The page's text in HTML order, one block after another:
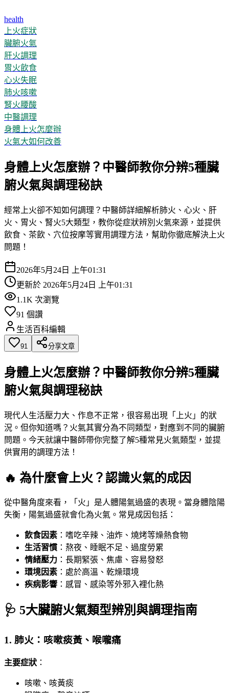
health
上火症狀
臟腑火氣
肝火調理
胃火飲食
心火失眠
肺火咳嗽
腎火腰酸
中醫調理
身體上火怎麼辦
火氣大如何改善
身體上火怎麼辦？中醫師教你分辨5種臟
腑火氣與調理秘訣
經常上火卻不知如何調理？中醫師詳細解析肺火、心火、肝
火、胃火、腎火5大類型，教你從症狀辨別火氣來源，並提供
飲食、茶飲、穴位按摩等實用調理方法，幫助你徹底解決上火
問題！
2026年5月24日 上午01:31
更新於 2026年5月24日 上午01:31
1.1K 次瀏覽
91 個讚
生活百科編輯
91 分享文章
身體上火怎麼辦？中醫師教你分辨5種臟
腑火氣與調理秘訣
現代人生活壓力大、作息不正常，很容易出現「上火」的狀
況。但你知道嗎？火氣其實分為不同類型，對應到不同的臟腑
問題。今天就讓中醫師帶你完整了解5種常見火氣類型，並提
供實用的調理方法！
🔥 為什麼會上火？認識火氣的成因
從中醫角度來看，「火」是人體陽氣過盛的表現。當身體陰陽
失衡，陽氣過盛就會化為火氣。常見成因包括：
飲食因素 ：嗜吃辛辣、油炸、燒烤等燥熱食物
生活習慣 ：熬夜、睡眠不足、過度勞累
情緒壓力 ：長期緊張、焦慮、容易發怒
環境因素 ：處於高溫、乾燥環境
疾病影響 ：感冒、感染等外邪入裡化熱
🩺 5大臟腑火氣類型辨別與調理指南
1. 肺火：咳嗽痰黃、喉嚨痛
主要症狀 ：
咳嗽、咳黃痰